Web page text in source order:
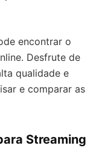
encontrar o
Desfrute de
qualidade e
e comparar as
Streaming